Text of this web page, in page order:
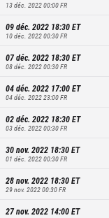
13 déc. 2022 00:00FR
09 déc. 2022 18:30ET
10 déc. 2022 00:30FR
07 déc. 2022 18:30ET
08 déc. 2022 00:30FR
04 déc. 2022 17:00ET
04 déc. 2022 23:00FR
02 déc. 2022 18:30ET
03 déc. 2022 00:30FR
30 nov. 2022 18:30ET
01 déc. 2022 00:30FR
28 nov. 2022 18:30ET
29 nov. 2022 00:30FR
27 nov. 2022 14:00ET